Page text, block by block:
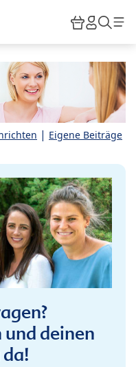
HiPP
| Eigene Beiträge
deinen